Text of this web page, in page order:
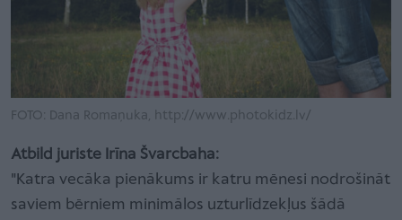
FOTO: Dana Romaņuka, http://www.photokidz.lv/
Atbild juriste Irīna Švarcbaha:
"Katra vecāka pienākums ir katru mēnesi nodrošināt
saviem bērniem minimālos uzturlīdzekļus šādā